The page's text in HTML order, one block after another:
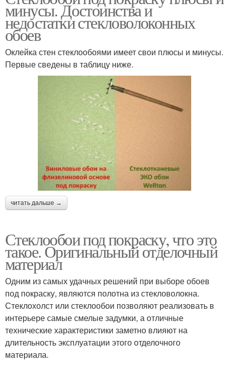
минусы. Достоинства и
недостатки стекловолоконных
обоев
Оклейка стен стеклообоями имеет свои плюсы и минусы.
Первые сведены в таблицу ниже.
читать дальше →
Стеклообои под покраску, что это
такое. Оригинальный отделочный
материал
Одним из самых удачных решений при выборе обоев
под покраску, являются полотна из стекловолокна.
Стеклохолст или стеклообои позволяют реализовать в
интерьере самые смелые задумки, а отличные
технические характеристики заметно влияют на
длительность эксплуатации этого отделочного
материала.